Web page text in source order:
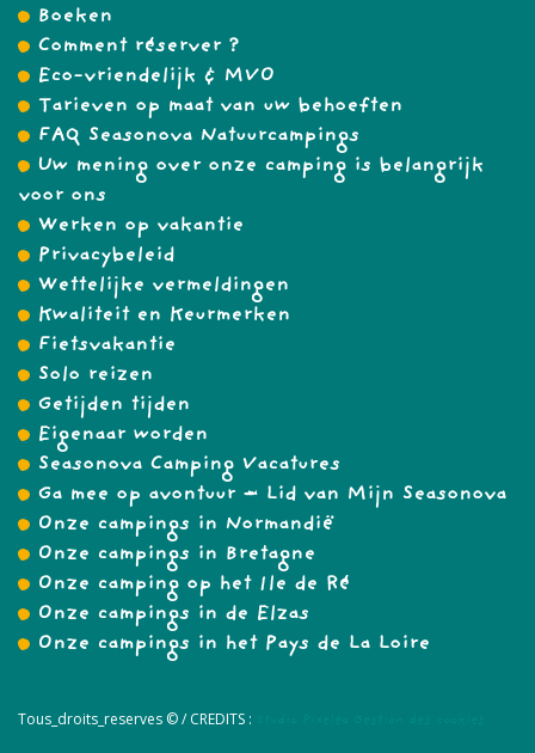
Boeken
Comment réserver ?
Eco-vriendelijk & MVO
Tarieven op maat van uw behoeften
FAQ Seasonova Natuurcampings
Uw mening over onze camping is belangrijk
voor ons
Werken op vakantie
Privacybeleid
Wettelijke vermeldingen
Kwaliteit en Keurmerken
Fietsvakantie
Solo reizen
Getijden tijden
Eigenaar worden
Seasonova Camping Vacatures
Ga mee op avontuur – Lid van Mijn Seasonova
Onze campings in Normandië
Onze campings in Bretagne
Onze camping op het Ile de Ré
Onze campings in de Elzas
Onze campings in het Pays de La Loire
Tous_droits_reserves © /CREDITS :